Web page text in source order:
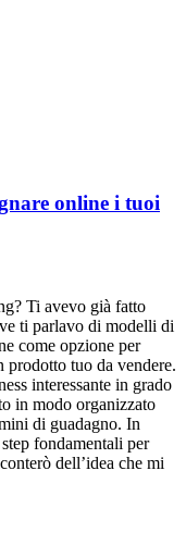
online i tuoi
Ti avevo già fatto
ti parlavo di modelli di
come opzione per
prodotto tuo da vendere.
interessante in grado
in modo organizzato
di guadagno. In
fondamentali per
dell’idea che mi